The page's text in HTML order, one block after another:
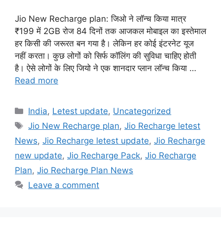
Jio New Recharge plan: जिओ ने लॉन्च किया मात्र
₹199 में 2GB रोज 84 दिनों तक आजकल मोबाइल का इस्तेमाल
हर किसी की जरूरत बन गया है। लेकिन हर कोई इंटरनेट यूज
नहीं करता। कुछ लोगों को सिर्फ कॉलिंग की सुविधा चाहिए होती
है। ऐसे लोगों के लिए जियो ने एक शानदार प्लान लॉन्च किया …
Read more
Categories
India, Letest update, Uncategorized
Tags
Jio New Recharge plan,Jio Recharge letest
News, Jio Recharge letest update, Jio Recharge
new update, Jio Recharge Pack, Jio Recharge
Plan, Jio Recharge Plan News
Leave a comment